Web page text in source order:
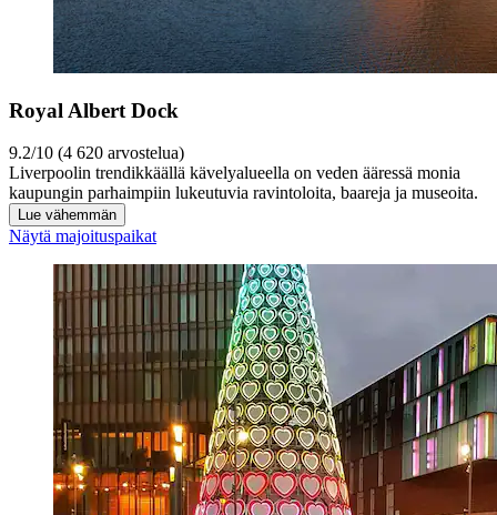
Royal Albert Dock
9.2/10 (4 620 arvostelua)
Liverpoolin trendikkäällä kävelyalueella on veden ääressä monia
kaupungin parhaimpiin lukeutuvia ravintoloita, baareja ja museoita.
Lue vähemmän
Näytä majoituspaikat